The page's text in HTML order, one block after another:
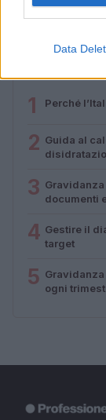
Data
1 Perché
2 Guida al
3 documenti
4 Gestire il
target
5 ogni